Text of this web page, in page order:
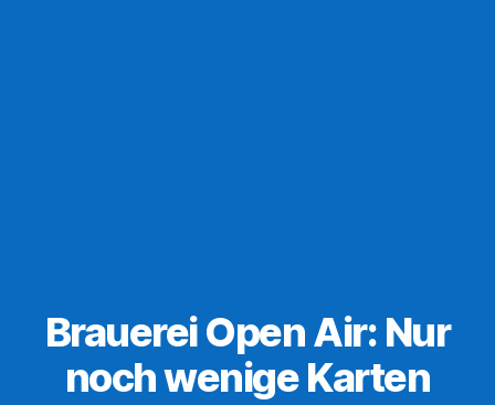
Brauerei Open Air: Nur
noch wenige Karten